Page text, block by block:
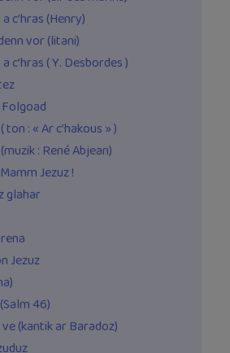
c’hras (Henry)
vor (litani)
c’hras ( Y. Desbordes )
: « Ar c’hakous » )
: René Abjean)
Jezuz !
glahar
Jezuz
46)
ve (kantik ar Baradoz)